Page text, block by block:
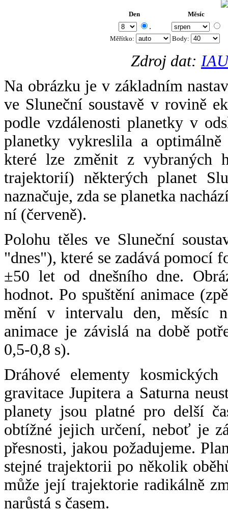
Den Měsíc
.
Měřítko: Body:
Zdroj dat:
Na obrázku je v základním
ve Sluneční soustavě v rovině
podle vzdálenosti planetky v
planetky vykreslila a
které lze změnit z vybraných
trajektorií) některých planet
naznačuje, zda se planetka
ní (červeně).
Polohu těles ve Sluneční
"dnes"), které se zadává pomocí
±50 let od dnešního dne.
hodnot. Po spuštění animace
mění v intervalu den, měsíc
animace je závislá na době
0,5-0,8 s).
Dráhové elementy
gravitace Jupitera a Saturna
planety jsou platné pro delší
obtížné jejich určení, neboť je
přesnosti, jakou požadujeme.
stejné trajektorii po několik
může její trajektorie radikálně
narůstá s časem.